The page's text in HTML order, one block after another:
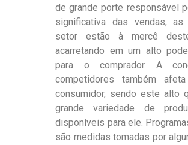
de grande porte responsável
significativa das vendas,
setor estão à mercê
acarretando em um alto
para o comprador. A
competidores também
consumidor, sendo este alto
grande variedade de
disponíveis para ele.
são medidas tomadas por